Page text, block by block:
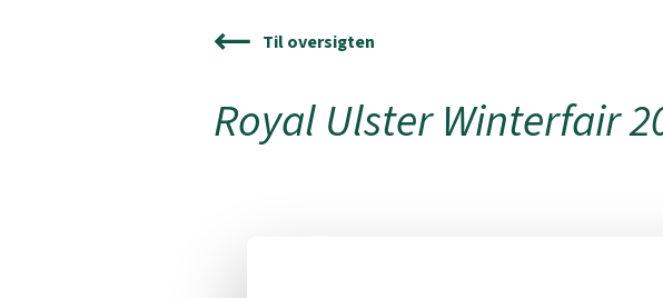
Til oversigten
Royal Ulster Winterfair